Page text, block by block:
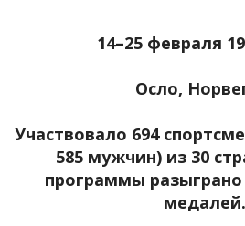
14–25 февраля
Осло,
Участвовало 694
585 мужчин) из 30
программы
медалей.